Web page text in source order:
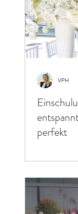
perfekt
VPH